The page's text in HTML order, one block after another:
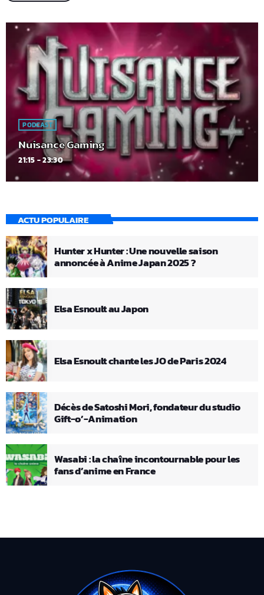
PODCAST
Nuisance Gaming
21:15 - 23:30
ACTU POPULAIRE
Hunter x Hunter : Une nouvelle saison
annoncée à Anime Japan 2025 ?
Elsa Esnoult au Japon
Elsa Esnoult chante les JO de Paris 2024
Décès de Satoshi Mori, fondateur du studio
Gift-o’-Animation
Wasabi : la chaîne incontournable pour les
fans d’anime en France